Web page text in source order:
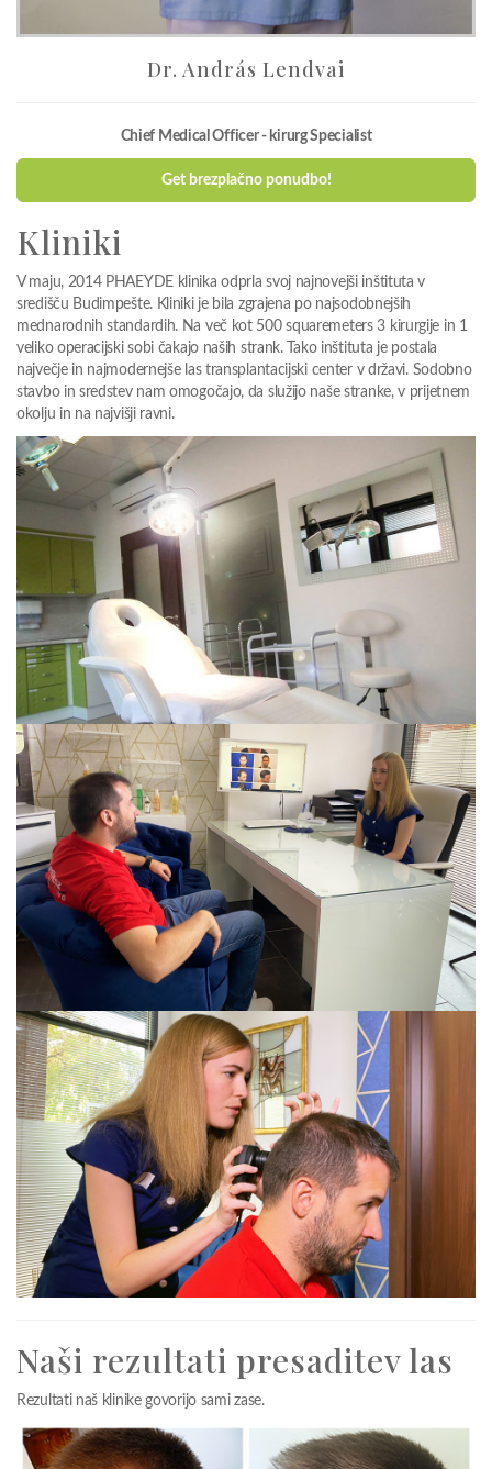
Dr. András Lendvai
Chief Medical Officer - kirurg Specialist
Get brezplačno ponudbo!
Kliniki
V maju, 2014 PHAEYDE klinika odprla svoj najnovejši inštituta v
središču Budimpešte. Kliniki je bila zgrajena po najsodobnejših
mednarodnih standardih. Na več kot 500 squaremeters 3 kirurgije in 1
veliko operacijski sobi čakajo naših strank. Tako inštituta je postala
največje in najmodernejše las transplantacijski center v državi. Sodobno
stavbo in sredstev nam omogočajo, da služijo naše stranke, v prijetnem
okolju in na najvišji ravni.
Naši rezultati presaditev las
Rezultati naš klinike govorijo sami zase.